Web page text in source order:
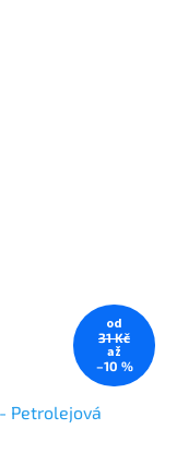
od
31 Kč
až
–10 %
Petrolejová